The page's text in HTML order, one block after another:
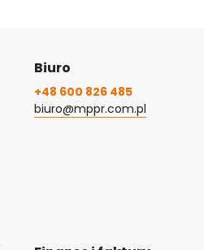
Biuro
+48 600 826 485
biuro@mppr.com.pl